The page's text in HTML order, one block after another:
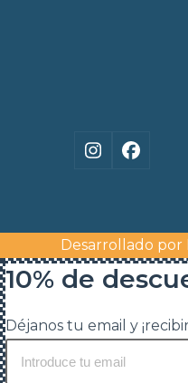
Instagram
Desarrollado por
10% de
Déjanos tu email y